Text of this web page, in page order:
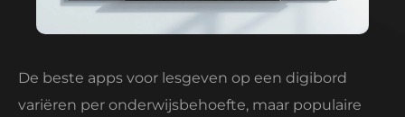
De beste apps voor lesgeven op een digibord
variëren per onderwijsbehoefte, maar populaire